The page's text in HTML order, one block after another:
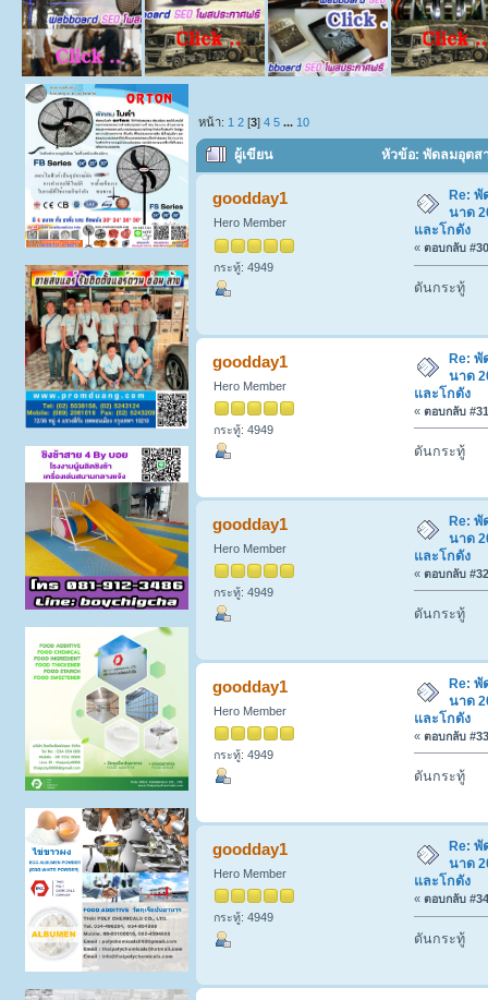
หน้า: 1 2 [3]4 5 ... 10
ผู้เขียน หัวข้อ: พัดลมอุตส
1038 ครั้ง)
goodday1
Hero Member
กระทู้: 4949
Re:
นาด
และโกดัง
« ตอบกลับ
ดันกระทู้
goodday1
Hero Member
กระทู้: 4949
Re: พั
นาด
และโกดัง
« ตอบกลับ
ดันกระทู้
goodday1
Hero Member
กระทู้: 4949
Re: พั
นาด
และโกดัง
« ตอบกลับ
ดันกระทู้
goodday1
Hero Member
กระทู้: 4949
Re:
นาด
และโกดัง
« ตอบกลับ
ดันกระทู้
goodday1
Hero Member
กระทู้: 4949
Re:
นาด
และโกดัง
« ตอบกลับ
ดันกระทู้